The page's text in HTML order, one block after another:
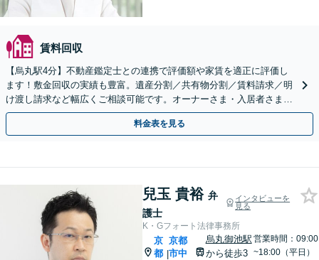
賃料回収
【烏丸駅4分】不動産鑑定士との連携で評価額や家賃を適正に評価し
ます！敷金回収の実績も豊富。遺産分割／共有物分割／賃料請求／明
け渡し請求など幅広くご相談可能です。オーナーさま・入居者さまか
らのご依頼多数【Web面談可】【初回相談無料】
料金表を見る
兒玉 貴裕 弁
護士
インタビューを
見る
K・Gフォート法律事務所
京
都 |
京都
市中
烏丸御池駅
から徒歩3
営業時間：09:00
~18:00（平日）